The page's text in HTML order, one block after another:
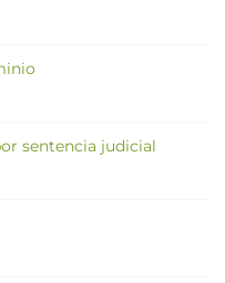
sentencia judicial